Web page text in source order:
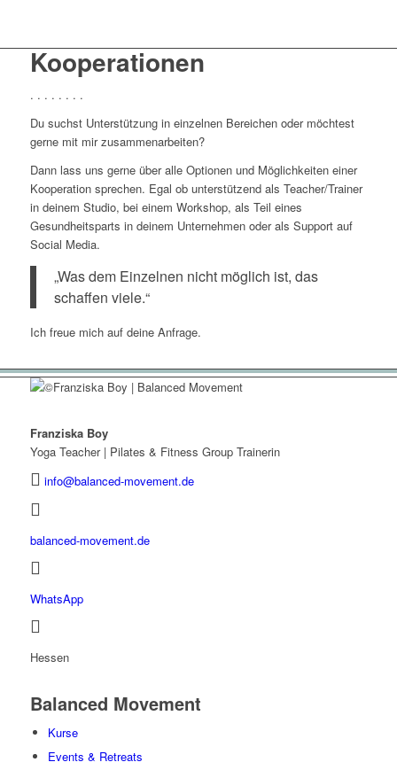
Kooperationen
. . . . . . . .
Du suchst Unterstützung in einzelnen Bereichen oder möchtest
gerne mit mir zusammenarbeiten?
Dann lass uns gerne über alle Optionen und Möglichkeiten einer
Kooperation sprechen. Egal ob unterstützend als Teacher/Trainer
in deinem Studio, bei einem Workshop, als Teil eines
Gesundheitsparts in deinem Unternehmen oder als Support auf
Social Media.
„Was dem Einzelnen nicht möglich ist, das
schaffen viele.“
Ich freue mich auf deine Anfrage.
Franziska Boy
Yoga Teacher | Pilates & Fitness Group Trainerin
info@balanced-movement.de
balanced-movement.de
WhatsApp
Hessen
Balanced Movement
Kurse
Events & Retreats